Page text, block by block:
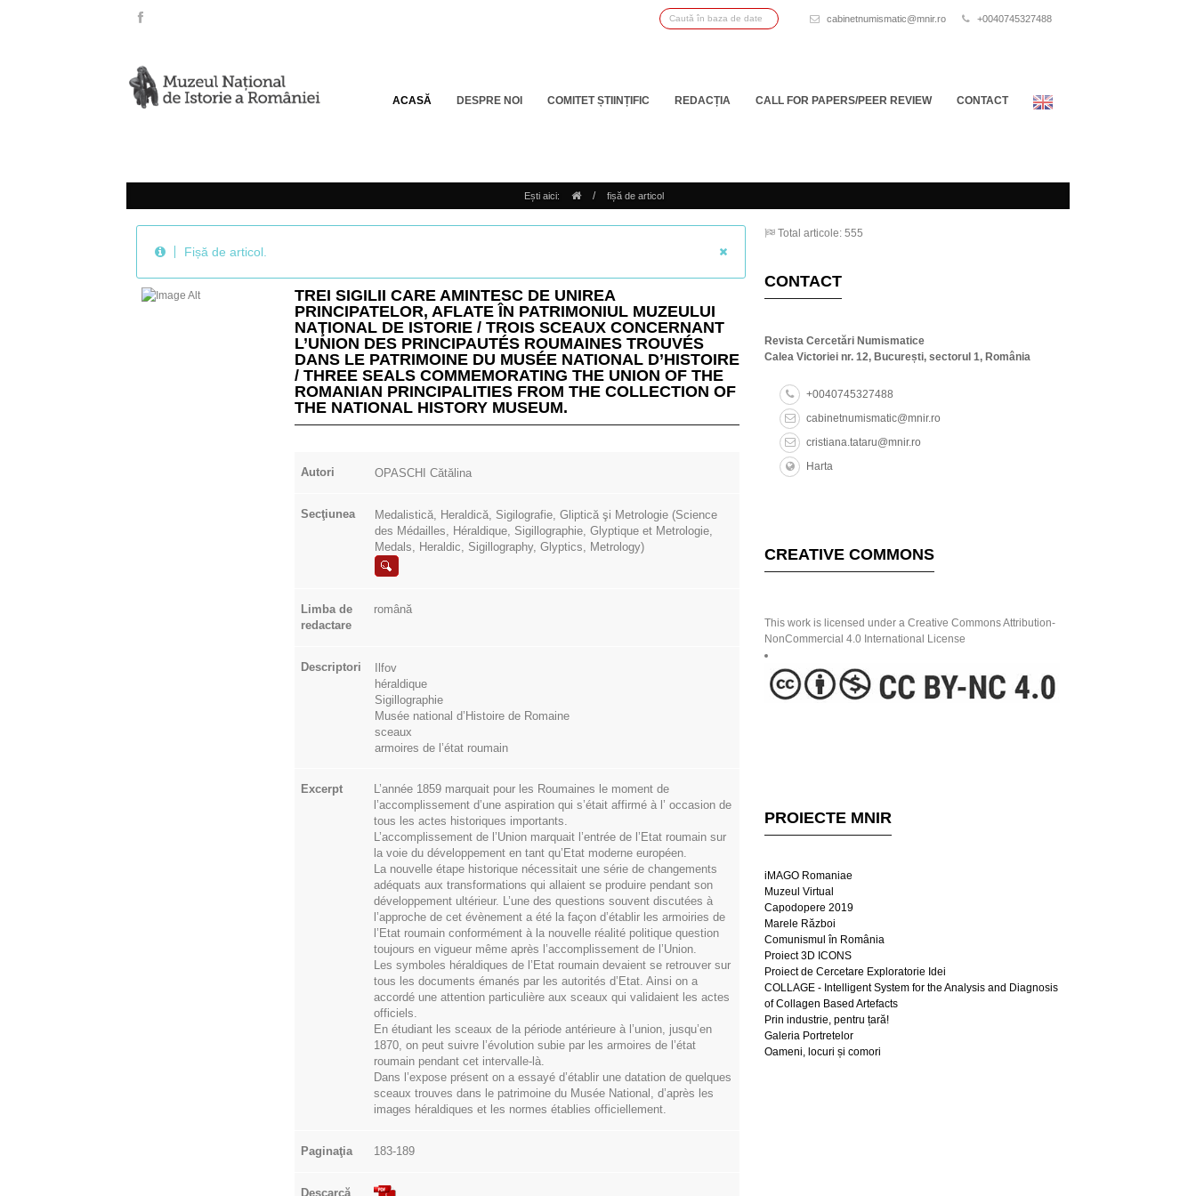
cabinetnumismatic@mnir.ro +0040745327488
ACASĂ DESPRE NOI COMITET ȘTIINȚIFIC REDACȚIA CALL FOR PAPERS/PEER REVIEW CONTACT
Ești aici: / fișă de articol
Fișă de articol.
TREI SIGILII CARE AMINTESC DE UNIREA
PRINCIPATELOR, AFLATE ÎN PATRIMONIUL MUZEULUI
NAŢIONAL DE ISTORIE / TROIS SCEAUX CONCERNANT
L’UNION DES PRINCIPAUTÉS ROUMAINES TROUVÉS
DANS LE PATRIMOINE DU MUSÉE NATIONAL D’HISTOIRE
/ THREE SEALS COMMEMORATING THE UNION OF THE
ROMANIAN PRINCIPALITIES FROM THE COLLECTION OF
THE NATIONAL HISTORY MUSEUM.
Autori OPASCHI Cătălina
Secţiunea
Medalistică, Heraldică, Sigilografie, Gliptică şi Metrologie (Science
des Médailles, Héraldique, Sigillographie, Glyptique et Metrologie,
Medals, Heraldic, Sigillography, Glyptics, Metrology)
Limba de
redactare
română
Descriptori
Ilfov
héraldique
Sigillographie
Musée national d’Histoire de Romaine
sceaux
armoires de l’état roumain
Excerpt
L’année 1859 marquait pour les Roumaines le moment de
l’accomplissement d’une aspiration qui s’était affirmé à l’ occasion de
tous les actes historiques importants.
L’accomplissement de l’Union marquait l’entrée de l’Etat roumain sur
la voie du développement en tant qu’Etat moderne européen.
La nouvelle étape historique nécessitait une série de changements
adéquats aux transformations qui allaient se produire pendant son
développement ultérieur. L’une des questions souvent discutées à
l’approche de cet évènement a été la façon d’établir les armoiries de
l’Etat roumain conformément à la nouvelle réalité politique question
toujours en vigueur même après l’accomplissement de l’Union.
Les symboles héraldiques de l’Etat roumain devaient se retrouver sur
tous les documents émanés par les autorités d’Etat. Ainsi on a
accordé une attention particulière aux sceaux qui validaient les actes
officiels.
En étudiant les sceaux de la période antérieure à l’union, jusqu’en
1870, on peut suivre l’évolution subie par les armoires de l’état
roumain pendant cet intervalle-là.
Dans l’expose présent on a essayé d’établir une datation de quelques
sceaux trouves dans le patrimoine du Musée National, d’après les
images héraldiques et les normes établies officiellement.
Paginaţia 183-189
Descarcă
Total articole: 555
CONTACT
Revista Cercetări Numismatice
Calea Victoriei nr. 12, București, sectorul 1, România
+0040745327488
cabinetnumismatic@mnir.ro
cristiana.tataru@mnir.ro
Harta
CREATIVE COMMONS
This work is licensed under a Creative Commons Attribution-
NonCommercial 4.0 International License
PROIECTE MNIR
iMAGO Romaniae
Muzeul Virtual
Capodopere 2019
Marele Război
Comunismul în România
Proiect 3D ICONS
Proiect de Cercetare Exploratorie Idei
COLLAGE - Intelligent System for the Analysis and Diagnosis
of Collagen Based Artefacts
Prin industrie, pentru țară!
Galeria Portretelor
Oameni, locuri și comori